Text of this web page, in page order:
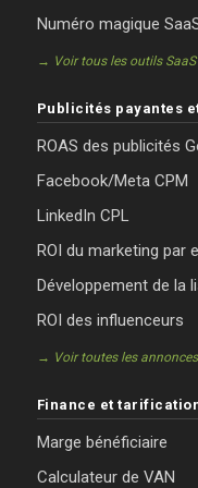
Numéro magique
→ Voir tous les outils SaaS
Publicités payantes
ROAS des publicités
Facebook/Meta CPM
LinkedIn CPL
ROI du marketing par
Développement de la
ROI des influenceurs
→ Voir toutes les
Finance et
Marge bénéficiaire
Calculateur de VAN